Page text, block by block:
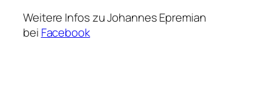
Weitere Infos zu Johannes Epremian
bei Facebook